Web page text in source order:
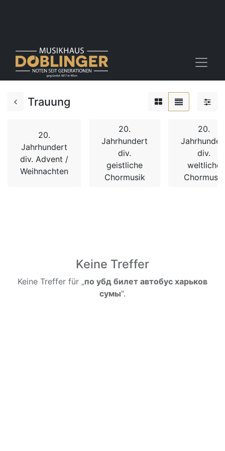
Trauung
20.
Jahrhundert
div. Advent /
Weihnachten
20.
Jahrhundert
div.
geistliche
Chormusik
20.
div.
weltliche
Chormusik
Keine Treffer
Keine Treffer für „по убд билет автобус харьков
сумы".